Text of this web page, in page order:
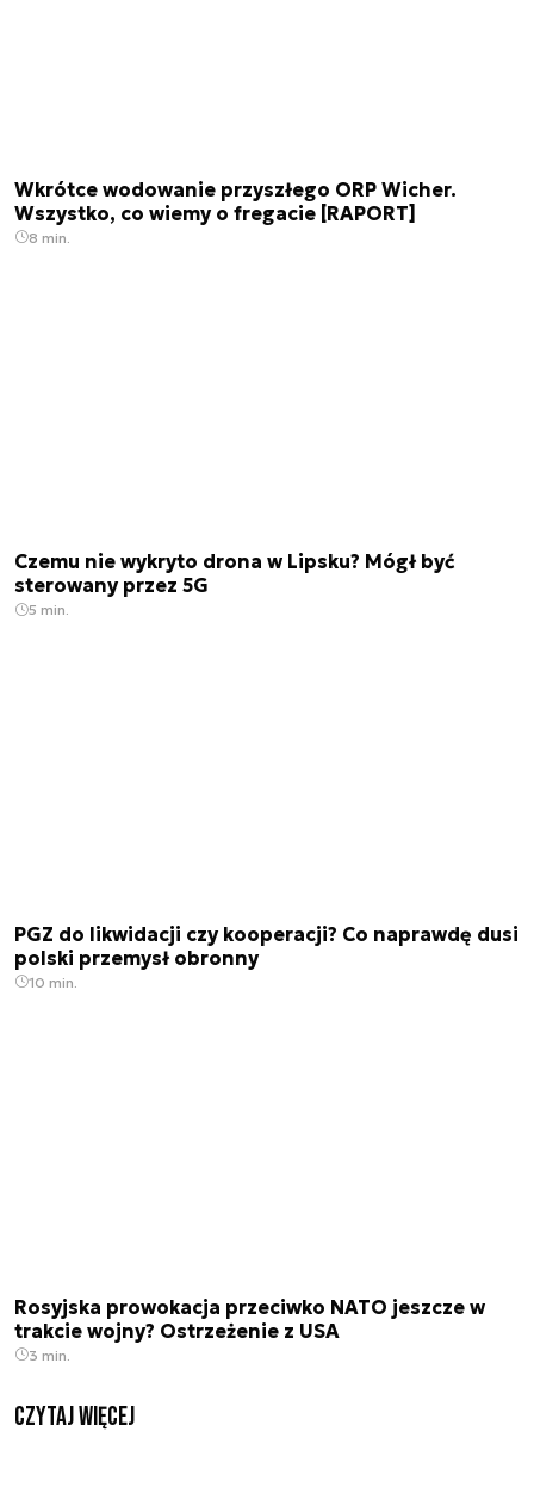
Wkrótce wodowanie przyszłego ORP Wicher.
Wszystko, co wiemy o fregacie [RAPORT]
8 min.
Czemu nie wykryto drona w Lipsku? Mógł być
sterowany przez 5G
5 min.
PGZ do likwidacji czy kooperacji? Co naprawdę dusi
polski przemysł obronny
10 min.
Rosyjska prowokacja przeciwko NATO jeszcze w
trakcie wojny? Ostrzeżenie z USA
3 min.
czytaj więcej